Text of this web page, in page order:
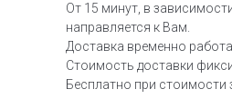
От 15 минут, в
направляется к Вам.
Доставка временно
Стоимость доставки
Бесплатно при стоимости